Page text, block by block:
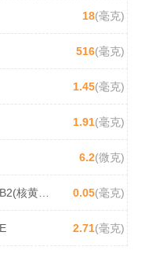
18(毫克)
516(毫克)
1.45(毫克)
1.91(毫克)
6.2(微克)
维生素B2(核黄素) 0.05(毫克)
2.71(毫克)